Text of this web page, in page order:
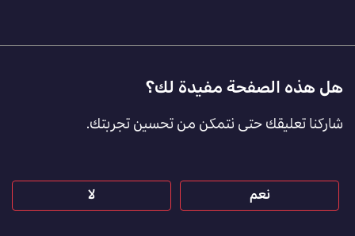
Footer
Feedback
[AR]
هل هذه الصفحة مفيدة لك؟
شاركنا تعليقك حتى نتمكن من تحسين تجربتك.
نعم لا